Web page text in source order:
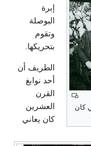
كان
إبرة
البوصلة
وتقوم
بتحريكها.
الطريف أن
أحد نوابغ
القرن
العشرين
كان يعاني